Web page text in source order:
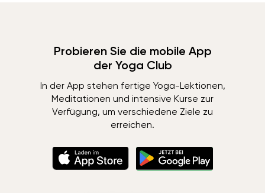
Probieren Sie die mobile App
der Yoga Club
In der App stehen fertige Yoga-Lektionen,
Meditationen und intensive Kurse zur
Verfügung, um verschiedene Ziele zu
erreichen.